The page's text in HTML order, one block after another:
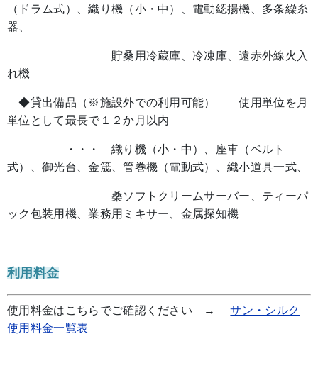
（ドラム式）、織り機（小・中）、電動綛揚機、多条繰糸
器、
貯桑用冷蔵庫、冷凍庫、遠赤外線火入
れ機
◆貸出備品（※施設外での利用可能） 使用単位を月
単位として最長で１２か月以内
・・・ 織り機（小・中）、座車（ベルト
式）、御光台、金筬、管巻機（電動式）、織小道具一式、
桑ソフトクリームサーバー、ティーパ
ック包装用機、業務用ミキサー、金属探知機
利用料金
使用料金はこちらでご確認ください →サン・シルク
使用料金一覧表